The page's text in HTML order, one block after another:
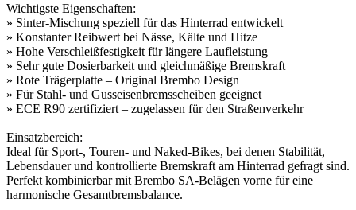
Wichtigste Eigenschaften:
» Sinter-Mischung speziell für das Hinterrad entwickelt
» Konstanter Reibwert bei Nässe, Kälte und Hitze
» Hohe Verschleißfestigkeit für längere Laufleistung
» Sehr gute Dosierbarkeit und gleichmäßige Bremskraft
» Rote Trägerplatte – Original Brembo Design
» Für Stahl- und Gusseisenbremsscheiben geeignet
» ECE R90 zertifiziert – zugelassen für den Straßenverkehr
Einsatzbereich:
Ideal für Sport-, Touren- und Naked-Bikes, bei denen Stabilität,
Lebensdauer und kontrollierte Bremskraft am Hinterrad gefragt sind.
Perfekt kombinierbar mit Brembo SA-Belägen vorne für eine
harmonische Gesamtbremsbalance.